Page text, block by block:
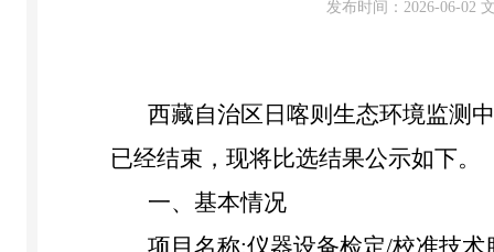
发布时间：2026-06-02
西藏自治区 日喀则 生态环境监测
已经结束，现将比选结果公示如下。
一、基本情况
项目名称:仪器设备检定/校准技术